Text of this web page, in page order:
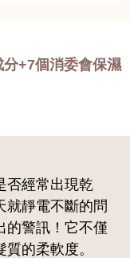
+7個消委會保濕
否經常出現乾
就靜電不斷的問
的警訊！它不僅
的柔軟度。